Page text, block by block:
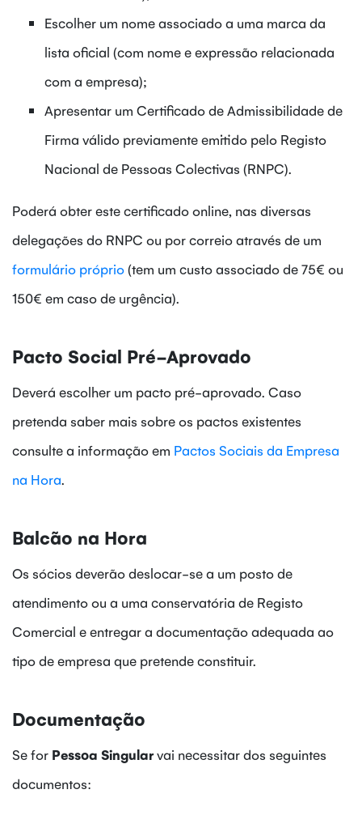
Escolher um nome associado a uma marca da
lista oficial (com nome e expressão relacionada
com a empresa);
Apresentar um Certificado de Admissibilidade de
Firma válido previamente emitido pelo Registo
Nacional de Pessoas Colectivas (RNPC).
Poderá obter este certificado online, nas diversas
delegações do RNPC ou por correio através de um
formulário próprio(tem um custo associado de 75€ ou
150€ em caso de urgência).
Pacto Social Pré-Aprovado
Deverá escolher um pacto pré-aprovado. Caso
pretenda saber mais sobre os pactos existentes
consulte a informação em Pactos Sociais da Empresa
na Hora.
Balcão na Hora
Os sócios deverão deslocar-se a um posto de
atendimento ou a uma conservatória de Registo
Comercial e entregar a documentação adequada ao
tipo de empresa que pretende constituir.
Documentação
Se for Pessoa Singularvai necessitar dos seguintes
documentos: